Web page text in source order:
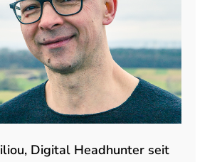
Digital Headhunter seit